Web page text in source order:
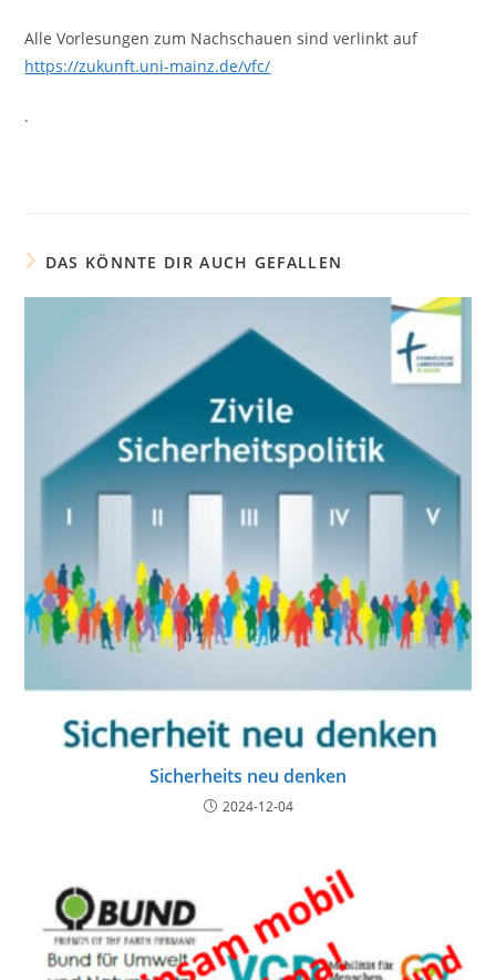
Alle Vorlesungen zum Nachschauen sind verlinkt auf
https://zukunft.uni-mainz.de/vfc/
.
DAS KÖNNTE DIR AUCH GEFALLEN
Sicherheits neu denken
2024-12-04